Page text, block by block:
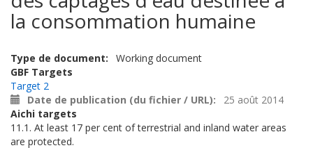
la consommation humaine
Type de document
Working document
GBF Targets
Target 2
Date de publication (du fichier / URL)
25 août 2014
Aichi targets
11.1. At least 17 per cent of terrestrial and inland water areas
are protected.